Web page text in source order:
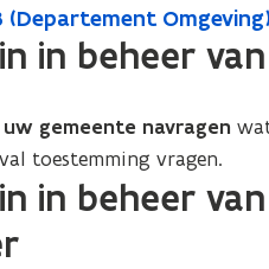
in beheer
uw gemeente navragen
toestemming vragen.
in beheer van